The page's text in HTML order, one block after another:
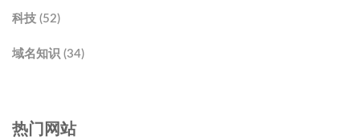
科技 (52)
域名知识 (34)
热门网站